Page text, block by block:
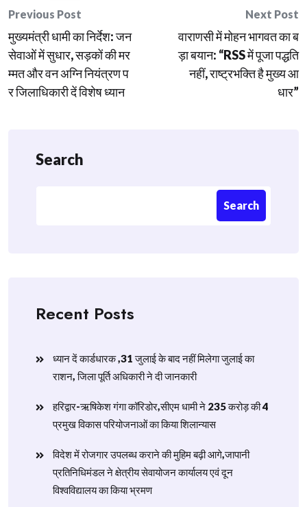
Post
navigation
Previous Post
मुख्यमंत्री धामी का निर्देश: जन
सेवाओं में सुधार, सड़कों की मर
म्मत और वन अग्नि नियंत्रण प
र जिलाधिकारी दें विशेष ध्यान
Next Post
वाराणसी में मोहन भागवत का ब
ड़ा बयान: “RSS में पूजा पद्धति
नहीं, राष्ट्रभक्ति है मुख्य आ
धार”
Search
Search
Recent Posts
ध्यान दें कार्डधारक ,31 जुलाई के बाद नहीं मिलेगा जुलाई का
राशन, जिला पूर्ति अधिकारी ने दी जानकारी
हरिद्वार-ऋषिकेश गंगा कॉरिडोर,सीएम धामी ने 235 करोड़ की 4
प्रमुख विकास परियोजनाओं का किया शिलान्यास
विदेश में रोजगार उपलब्ध कराने की मुहिम बढ़ी आगे,जापानी
प्रतिनिधिमंडल ने क्षेत्रीय सेवायोजन कार्यालय एवं दून
विश्वविद्यालय का किया भ्रमण